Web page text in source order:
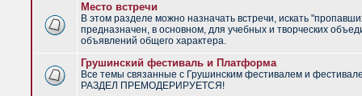
Место встречи
В этом разделе можно назначать встречи, искать
предназначен, в основном, для учебных и творческих
объявлений общего характера.
Грушинский фестиваль и Платформа
Все темы связанные с Грушинским фестивалем и
РАЗДЕЛ ПРЕМОДЕРИРУЕТСЯ!